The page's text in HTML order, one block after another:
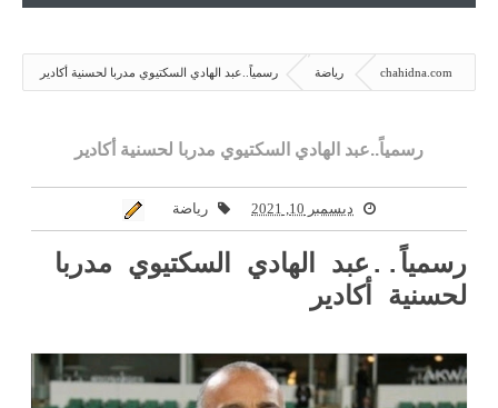
chahidna.com رياضة رسمياً..عبد الهادي السكتيوي مدربا لحسنية أكادير
رسمياً..عبد الهادي السكتيوي مدربا لحسنية أكادير
ديسمبر 10, 2021 رياضة
رسمياً..عبد الهادي السكتيوي مدربا
لحسنية أكادير